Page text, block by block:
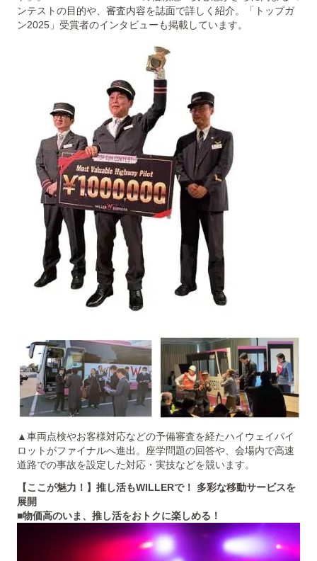
ンテストの目的や、審査内容を誌面で詳しく紹介。「トップガ
ン2025」受賞者のインタビューも掲載しています。
▲車両点検やお客様対応などの予備審査を経たハイウェイパイ
ロットがファイナルへ進出。座学問題の回答や、会場内で高速
道路での事故を設定した対応・実技などを競います。
【ここが魅力！】推し活もWILLERで！ 多彩な移動サービスを
展開
■物価高のいま、推し活をおトクに楽しめる！